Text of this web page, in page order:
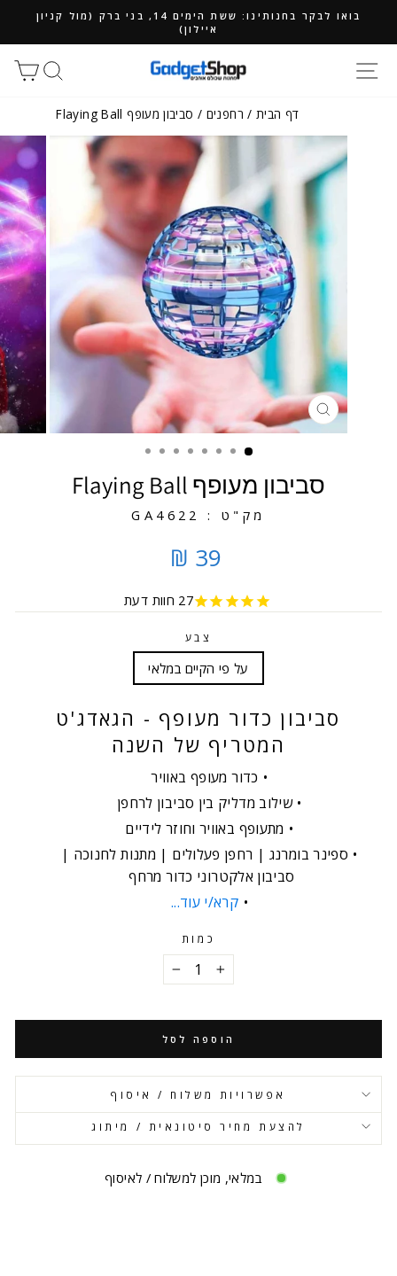
בואו לבקר בחנותינו: ששת הימים 14, בני ברק (מול קניון
איילון)
חיפוש
דף הבית/ רחפנים / סביבון מעופף Flaying Ball
סביבון מעופף Flaying Ball
מק"ט : GA4622
39 ₪
27 חוות דעת
צבע
על פי הקיים במלאי
סביבון כדור מעופף - הגאדג'ט
המטריף של השנה
כדור מעופף באוויר
שילוב מדליק בין סביבון לרחפן
מתעופף באוויר וחוזר לידיים
ספינר בומרנג | רחפן פעלולים | מתנות לחנוכה |
סביבון אלקטרוני כדור מרחף
קרא/י עוד...
כמות
+
הוספה לסל
אפשרויות משלוח / איסוף
להצעת מחיר סיטונאית / מיתוג
במלאי, מוכן למשלוח / לאיסוף
סגירה